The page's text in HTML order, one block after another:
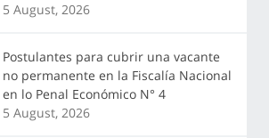
5 August, 2026
Postulantes para cubrir una vacante
no permanente en la Fiscalía Nacional
en lo Penal Económico N° 4
5 August, 2026